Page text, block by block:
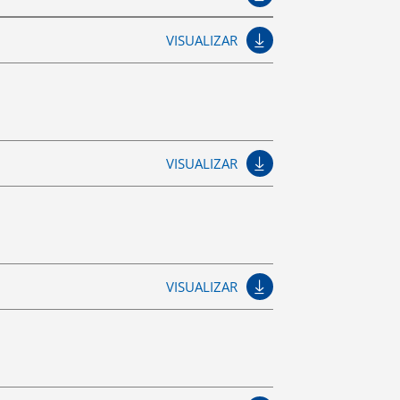
VISUALIZAR
VISUALIZAR
VISUALIZAR